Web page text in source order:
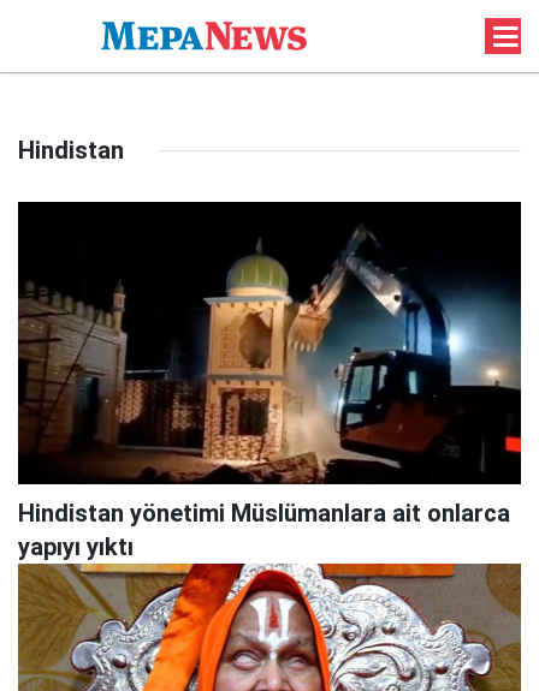
Hindistan
Hindistan yönetimi Müslümanlara ait onlarca
yapıyı yıktı